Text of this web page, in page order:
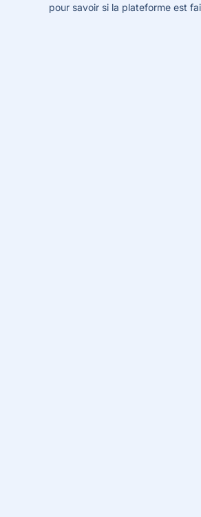
pour savoir si la plateforme est